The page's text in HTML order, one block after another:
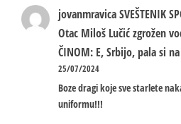
jovanmravicaSVEŠTENIK
Otac Miloš Lučić zgrožen
ČINOM: E, Srbijo, pala si
25/07/2024
Boze dragi koje sve starlete
uniformu!!!